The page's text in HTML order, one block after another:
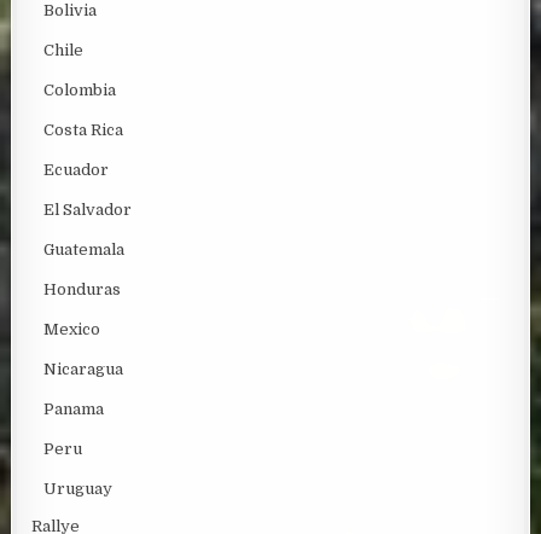
Bolivia
Chile
Colombia
Costa Rica
Ecuador
El Salvador
Guatemala
Honduras
Mexico
Nicaragua
Panama
Peru
Uruguay
Rallye